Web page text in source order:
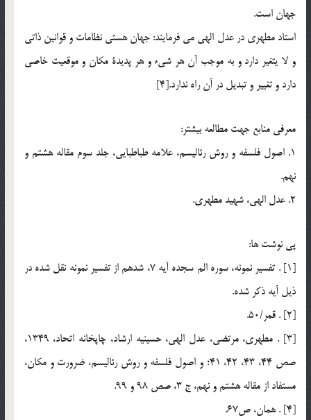
جهان است.
استاد مطهري در عدل الهي مي فرمايند: جهان هستي نظامات و قوانين ذاتي
و لا يتغير دارد و به موجب آن هر شيء و هر پديدة مكان و موقعيت خاصي
دارد و تغيير و تبديل در آن راه ندارد.[4]
معرفي منابع جهت مطالعه بيشتر:
1. اصول فلسفه و روش رئاليسم، علامه طباطبايي، جلد سوم مقاله هشتم و
نهم.
2. عدل الهي، شهيد مطهري.
پي نوشت ها:
[1] . تفسير نمونه، سوره الم سجده آيه 7، شدهم از تفسير نمونه نقل شده در
ذيل آيه ذكر شده.
[2] . قمر/50.
[3] . مطهري، مرتضي، عدل الهي، حسينيه ارشاد، چاپخانه اتحاد، 1349،
صص 44، 43، 42، 41؛ و اصول فلسفه و روش رئاليسم، ضرورت و مكان،
مستفاد از مقاله هشتم و نهم، ج 3، صص 98 و 99.
[4] . همان، ص67.